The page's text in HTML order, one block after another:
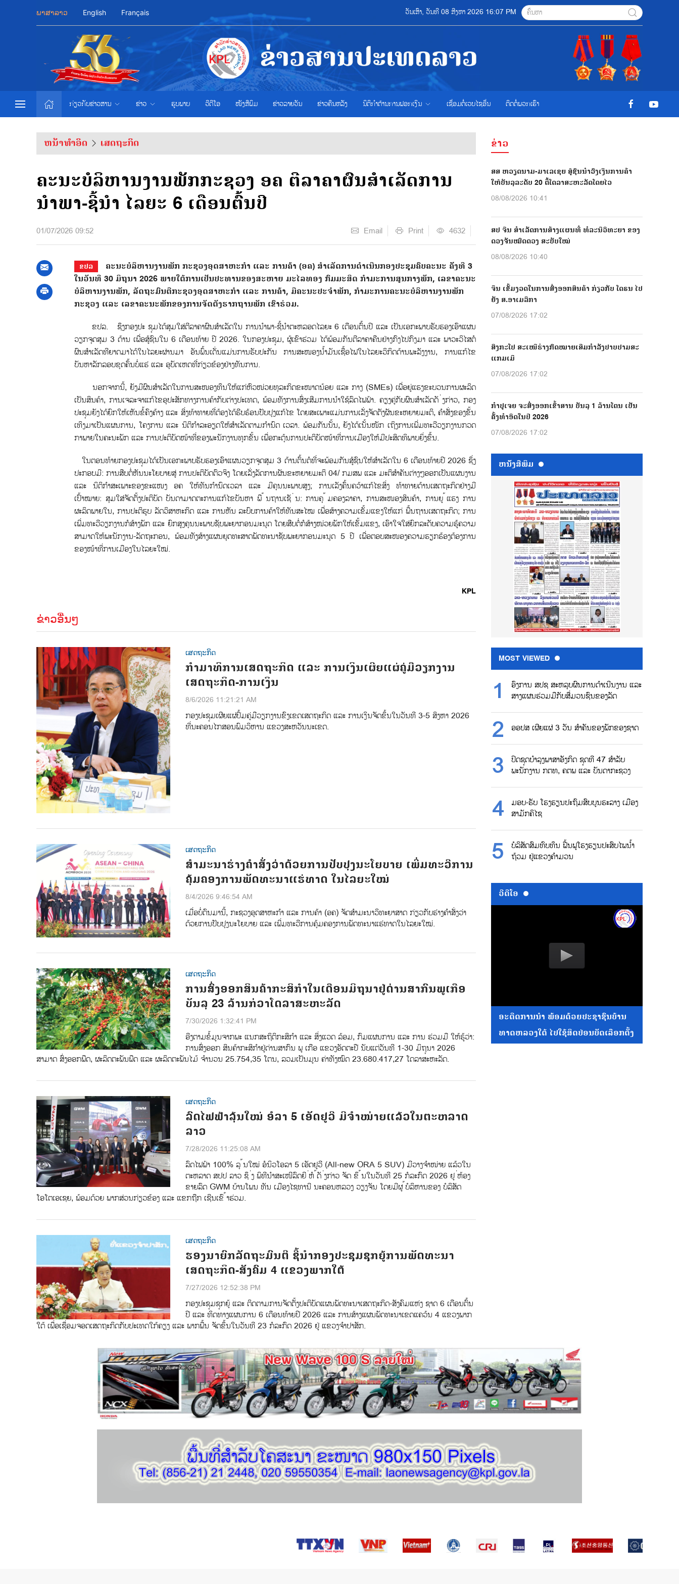
ພາສາລາວ English Français ວັນເສົາ, ວັນທີ 08 ສີງຫາ 2026 16:07 PM
ກ່ຽວກັບຂ່າວສານ ຂ່າວ ຮູບພາບ ວີດີໂອ ໜັງສືພິມ ຂ່າວ​ລາຍ​ວັນ ຂ່າວຄືນຫລັງ ນິຕິກຳຕ້ານການຟອກເງິນ ເຊື່ອມຕໍ່ເວບໄຊອ່ືນ ຕິດຕໍ່ພວກເຮົາ
ຫນ້າທຳອິດ ເສດຖະກິດ
ຄະນະບໍລິຫານງານພັກກະຊວງ ອຄ ຕີລາຄາຜົນສຳເລັດການ
ນຳພາ-ຊີ້ນຳ ໄລຍະ 6 ເດືອນຕົ້ນປີ
01/07/2026 09:52 Email Print 4632
ຂປລ
ຄະນະບໍລິຫານງານພັກ ກະຊວງອຸດສາຫະກຳ ແລະ ການຄ້າ (ອຄ) ສຳເລັດການດຳເນີນກອງປະຊຸມຄົບຄະນະ ຄັັງທີ 3
ໃນວັນທີ 30 ມິຖຸນາ 2026 ພາຍໃຕ້ການເປັນປະທານຂອງສະຫາຍ ມະໄລທອງ ກົມມະສິດ ກຳມະການສູນກາງພັກ, ເລຂາຄະນະ
ບໍລິຫານງານພັກ, ລັດຖະມົນຕີກະຊວງອຸດສາຫະກຳ ແລະ ການຄ້າ, ມີຄະນະປະຈຳພັກ, ກຳມະການຄະນະບໍລິຫານງານພັກ
ກະຊວງ ແລະ ເລຂາຄະນະພັກຂອງການຈັດຕັງຮາກຖານພັກ ເຂົາຮ່ວມ.
ຂປລ. ຊຶງກອງປະ ຊຸມໄດ້ສຸມໃສ່ຕີລາຄາຜົນສຳເລັດໃນ ການນຳພາ-ຊີ້ນຳຕະຫລອດໄລຍະ 6 ເດືອນຕົ້ນປີ ແລະ ເປັນເອກະພາບຮັບຮອງເອົາແຜນ
ວຽກຈຸດສຸມ 3 ດ້ານ ເພື່ອສູ້ຊົນໃນ 6 ເດືອນທ້າຍ ປີ 2026. ໃນກອງປະຊຸມ, ຜູ້ເຂົາຮ່ວມ ໄດ້ພ້ອມກັນຕີລາຄາຄືນຢ່າງກົງໄປກົງມາ ແລະ ພາວະວິໄສຕໍ
ຜົນສຳເລັດທີຍາດມາໄດ້ໃນໄລຍະຜ່ານມາ ອັນພົ້ນເດັ່ນແມ່ນການຮັບປະກັນ ການສະໜອງນ້ຳມັນເຊື້ອໄຟໃນໄລຍະວິກິດດ້ານພະລັງງານ, ການແກ້ໄຂ
ບັນຫາລັກລອບຂຸດຄົ້ນບໍ່ແຮ່ ແລະ ອຸບັດເຫດທີ່ກ່ຽວຂ້ອງຢ່າງທັນການ.
ນອກຈາກນີ້, ຍັງມີຜົນສຳເລັດໃນການສະໜອງທຶນໃຫ້ແກ່ຫົວໜ່ວຍທຸລະກິດຂະໜາດນ້ອຍ ແລະ ກາງ (SMEs) ເພື່ອຍູ່ແຮງຂະບວນການຜະລິດ
ເປັນສິນຄ້າ, ການເຈລະຈາແກ້ໄຂອຸປະສັກທາງການຄ້າກັບຕ່າງປະເທດ, ພ້ອມທັງການສົ່ງເສີມການນຳໃຊ້ລົດໄຟຟ້າ. ຄຽງຄູ່ກັບຜົນສຳເລັດດັ ່ງກ່າວ, ກອງ
ປະຊຸມຍັງໄດ້ຍົກໃຫ້ເຫັນຂໍ້ຄົງຄ້າງ ແລະ ສິ່ງທ້າທາຍທີ່ຕ້ອງໄດ້ຮີບຮ້ອນປັບປຸງແກ້ໄຂ ໂດຍສະເພາະແມ່ນການເລັ່ງຈັດຕັງຜັນຂະຫຍາຍມະຕິ, ຄຳສັ່ງຂອງຂັ້ນ
ເທິງມາເປັນແຜນການ, ໂຄງການ ແລະ ນິຕິກຳລະອຽດໃຫ້ສຳເລັດຕາມກຳນົດ ເວລາ. ພ້ອມກັນນັ້ນ, ຍັງໄດ້ເນັ້ນໜັກ ເຖິງການເພີ່ມທະວີວຽກງານກວດ
ກາພາຍໃນຄະນະພັກ ແລະ ການປະຕິບັດໜ້າທີ່ຂອງພະນັກງານທຸກຂັ້ນ ເພື່ອກະຕຸ້ນການປະຕິບັດໜ້າທີ່ການເມືອງໃຫ້ມີປະສິດທິພາບຍິ່ງຂຶ້ນ.
ໃນຕອນທ້າຍກອງປະຊຸມໄດ້ເປັນເອກະພາບຮັບຮອງເອົາແຜນວຽກຈຸດສຸມ 3 ດ້ານຕົ້ນຕໍທີ່ຈະພ້ອມກັນສູ້ຊົນໃຫ້ສຳເລັດໃນ 6 ເດືອນທ້າຍປີ 2026 ຊຶ່ງ
ປະກອບມີ: ການສືບຕໍ່ຫັນນະໂຍບາຍສູ່ ການປະຕິບັດຕົວຈິງ ໂດຍເລັ່ງລັດການຜັນຂະຫຍາຍມະຕິ 04/ ກມສພ ແລະ ມະຕິສຳຄັນຕ່າງໆອອກເປັນແຜນງານ
ແລະ ນິຕິກຳສະເພາະຂອງຂະແໜງ ອຄ ໃຫ້ທັນກຳນົດເວລາ ແລະ ມີຄຸນນະພາບສູງ; ການເລັງຄົ້ນຄວ້າແກ້ໄຂສິ່ງ ທ້າທາຍດ້ານເສດຖະກິດຢ່າງມີ
ເປົ້າໝາຍ: ສຸມໃສ່ຈັດຕັ້ງປະຕິບັດ ບັນດາມາດຕະການແກ້ໄຂບັນຫາ ພື ້ນຖານເຊັ ່ນ: ການຄຸ ້ມຄອງລາຄາ, ການສະໜອງສິນຄ້າ, ການຍູ ້ແຮງ ການ
ຜະລິດພາຍໃນ, ການປະຕິຮູບ ລັດວິສາຫະກິດ ແລະ ການຫັນ ລະບົບການຄ້າໃຫ້ທັນສະໄໝ ເພື່ອສ້າງຄວາມເຂັ້ມແຂງໃຫ້ແກ່ ພື້ນຖານເສດຖະກິດ; ການ
ເພີ່ມທະວີວຽກງານກໍສ້າງພັກ ແລະ ຍົກສູງຄຸນນະພາບຊັບພະຍາກອນມະນຸດ ໂດຍສືບຕໍ່ກໍສ້າງໜ່ວຍພັກໃຫ້ເຂັ້ມແຂງ, ເອົາໃຈໃສ່ຍົກລະດັບຄວາມຮູ້ຄວາມ
ສາມາດໃຫ້ພະນັກງານ-ລັດຖະກອນ, ພ້ອມທັງສ້າງແຜນຍຸດທະສາດພັດທະນາຊັບພະຍາກອນມະນຸດ 5 ປີ ເພື່ອຕອບສະໜອງຄວາມຮຽກຮ້ອງຕ້ອງການ
ຂອງໜ້າທີ່ການເມືອງໃນໄລຍະໃໝ່.
KPL
ຂ່າວອື່ນໆ
ເສດຖະກິດ
ກຳມາທິການເສດຖະກິດ ແລະ ການເງິນເຜີຍແຜ່ຄູ່ມືວຽກງານ
ເສດຖະກິດ-ການເງິນ
8/6/2026 11:21:21 AM
ກອງປະຊຸມເຜີຍແຜ່ປຶ້ມຄູ່ມືວຽກງານຂົງເຂດເສດຖະກິດ ແລະ ການເງິນຈັດຂຶ້ນໃນວັນທີ 3-5 ສິງຫາ 2026
ທີ່ນະຄອນໄກສອນພົມວິຫານ ແຂວງສະຫວັນນະເຂດ.
ເສດຖະກິດ
ສຳມະນາຮ່າງຄຳສັ່ງວ່າດ້ວຍການປັບປຸງນະໂຍບາຍ ເພີ່ມທະວີການ
ຄຸ້ມຄອງການພັດທະນາແຮ່ທາດ ໃນໄລຍະໃໝ່
8/4/2026 9:46:54 AM
ເມື່ອບໍ່ດົນມານີ້, ກະຊວງອຸດສາຫະກຳ ແລະ ການຄ້າ (ອຄ) ຈັດສໍາມະນາວິທະຍາສາດ ກ່ຽວກັບຮ່າງຄໍາສັ່ງວ່າ
ດ້ວຍການປັບປຸງນະໂຍບາຍ ແລະ ເພີ່ມທະວີການຄຸ້ມຄອງການພັດທະນາແຮ່ທາດໃນໄລຍະໃໝ່.
ເສດຖະກິດ
ການສົ່ງອອກສິນຄ້າກະສິກຳໃນເດືອນມິຖຸນາຢູ່ດ່ານສາກົນພູເກືອ
ບັນລຸ 23 ລ້ານກ່ວາໂດລາສະຫະລັດ
7/30/2026 1:32:41 PM
ອີງຕາມຂໍ້ມູນຈາກພະ ແນກສະຖິຕິກະສິກຳ ແລະ ສິ່ງແວດ ລ້ອມ, ກົມແຜນການ ແລະ ການ ຮ່ວມມື ໃຫ້ຮູ້ວ່າ:
ການສົ່ງອອກ ສິນຄ້າກະສິກໍາຢູ່ດ່ານສາກົນ ພູ ເກືອ ແຂວງອັດຕະປື ນັບແຕ່ວັນທີ 1-30 ມິຖຸນາ 2026
ສາມາດ ສົ່ງອອກພືດ, ຜະລິດຕະພັນພືດ ແລະ ຜະລິດຕະພັນໄມ້ ຈໍານວນ 25.754,35 ໂຕນ, ລວມເປັນມູນ ຄ່າທັງໝົດ 23.680.417,27 ໂດລາສະຫະລັດ.
ເສດຖະກິດ
ລົດໄຟຟ້າລຸ້ນໃໝ່ ອໍລາ 5 ເອັດຢູວີ ມີຈຳໜ່າຍແລ້ວໃນຕະຫລາດ
ລາວ
7/28/2026 11:25:08 AM
ລົດໄຟຟ້າ 100% ລຸ ້ນໃໝ່ ອໍນິວໂອລາ 5 ເອັດຢູວີ (All-new ORA 5 SUV) ມີວາງຈຳໜ່າຍ ແລ້ວໃນ
ຕະຫລາດ ສປປ ລາວ ຊຶ ່ງ ພິທີນຳສະເໜີລົດຍີ ່ຫໍ ້ດັ ່ງກ່າວ ຈັດ ຂຶ ້ນໃນວັນທີ 25 ກໍລະກົດ 2026 ຢູ ່ຫ້ອງ
ຂາຍລົດ GWM ບ້ານໂພນ ທັນ ເມືອງໄຊທານີ ນະຄອນຫລວງ ວຽງຈັນ ໂດຍມີຜູ ້ບໍລິຫານຂອງ ບໍລິສັດ
ໂອໂຕເອເຊຍ, ພ້ອມດ້ວຍ ພາກສ່ວນກ່ຽວຂ້ອງ ແລະ ແຂກຖືກ ເຊີນເຂົ ້າຮ່ວມ.
ເສດຖະກິດ
ຮອງນາຍົກລັດຖະມົນຕີ ຊີ້ນຳກອງປະຊຸມຊຸກຍູ້ການພັດທະນາ
ເສດຖະກິດ-ສັງຄົມ 4 ແຂວງພາກໃຕ້
7/27/2026 12:52:38 PM
ກອງປະຊຸມຊຸກຍູ້ ແລະ ຕິດຕາມການຈັດຕັ້ງປະຕິບັດແຜນພັດທະນາເສດຖະກິດ-ສັງຄົມແຫ່ງ ຊາດ 6 ເດືອນຕົ້ນ
ປີ ແລະ ທິດທາງແຜນການ 6 ເດືອນທ້າຍປີ 2026 ແລະ ການສ້າງແຜນພັດທະນາເຂດແຄວ້ນ 4 ແຂວງພາກ
ໃຕ້ ເພື່ອເຊື່ອມຈອດເສດຖະກິດກັບປະເທດໃກ້ຄຽງ ແລະ ພາກພື້ນ ຈັດຂຶ້ນໃນວັນທີ 23 ກໍລະກົດ 2026 ຢູ່ ແຂວງຈຳປາສັກ.
ຂ່າວ
ສສ ຫວຽດນາມ-ມາເລເຊຍ ສູ້ຊົນນຳວົງເງິນການຄ້າ
ໃຫ້ບັນລຸລະດັບ 20 ຕື້ໂດລາສະຫະລັດໂດຍໄວ
08/08/2026 10:41
ສປ ຈີນ ສຳເລັດການສ້າງແຜນທີ່ ທໍລະນີວິທະຍາ ຂອງ
ດວງຈັນໝົດດວງ ສະບັບໃໝ່
08/08/2026 10:40
ຈີນ ເຂັ້ມງວດໃນການສົ່ງອອກສິນຄ້າ ກ່ຽວກັບ ໂດຣນ ໄປ
ຍັງ ສ.ອາເມລິກາ
07/08/2026 17:02
ສິງກະໂປ ສະເໜີຮ່າງກົດໝາຍເສີມກຳລັງປາບປາມສະ
ແກມເມີ
07/08/2026 17:02
ກຳປູເຈຍ ຈະສົ່ງອອກເຂົ້າສານ ບັນລຸ 1 ລ້ານໂຕນ ເປັນ
ຄັ້ງທຳອິດໃນປີ 2026
07/08/2026 17:02
ຫນ້ັງສືພິມ
MOST VIEWED
ອົງການ ສປຊ ສະຫລຸບຜົນການດຳເນີນງານ ແລະ
ສາງແຜນຮ່ວມມືກັບສື່ມວນຊົນຂອງລັດ
ອອປສ ເຜີຍແຜ່ 3 ວັນ ສຳຄັນຂອງພັກຂອງຊາດ
ປິດຊຸດບຳລຸງພາສາອັງກິດ ຊຸດທີ 47 ສຳລັບ
ພະນັກງານ ກຕທ, ຄຕພ ແລະ ບັນດາກະຊວງ
ມອບ-ຮັບ ໂຮງຮຽນປະຖົມສົບບູນຮະລາງ ເມືອງ
ສາມັກຄິໄຊ
ບໍລິສັດສົມທົບທຶນ ຟື້ນຟູໂຮງຮຽນປະສົບໄພນ້ຳ
ຖ້ວມ ຢູ່ແຂວງຄຳມວນ
ວີດີໂອ
ອະດີດການນໍາ ພ້ອມດ້ວຍປະຊາຊົນບ້ານ
ທາດຫລວງໃຕ້ ໄປໃຊ້ສິດປ່ອນບັດເລືອກຕັ້ງ